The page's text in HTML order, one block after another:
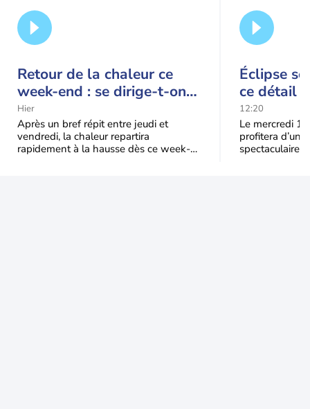
Retour de la chaleur ce
week-end : se dirige-t-on
vers une cinquième vague
de chaleur en France ?
Hier
Après un bref répit entre jeudi et
vendredi, la chaleur repartira
rapidement à la hausse dès ce week-
Éclipse
ce détail
spectacle
12:20
Le mercredi
profitera
spectaculaire,